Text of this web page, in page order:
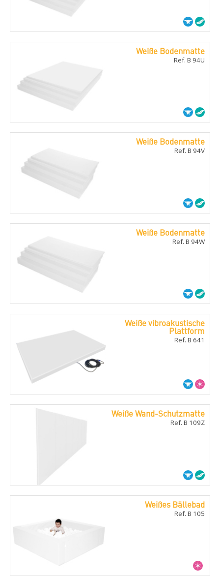
Weiße Bodenmatte
Ref. B 94U
Weiße Bodenmatte
Ref. B 94V
Weiße Bodenmatte
Ref. B 94W
Weiße vibroakustische
Plattform
Ref. B 641
Weiße Wand-Schutzmatte
Ref. B 109Z
Weißes Bällebad
Ref. B 105